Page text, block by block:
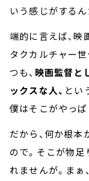
いう感じがするん
端的に言えば、映
タクカルチャー
つも、 映画監督と
ックスな人、 とい
僕はそこがやっぱ
だから、何か根
ので。そこが物足
れませんが。まぁ